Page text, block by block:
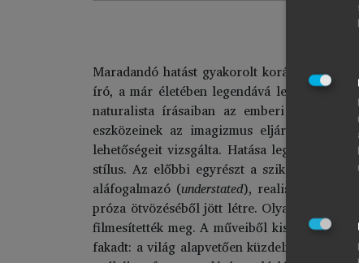
Maradandó hatást gyakorolt korára és
író, a már életében legendává lett és
naturalista írásaiban az emberi
eszközeinek az imagizmus eljárásait
lehetőségeit vizsgálta. Hatása leginkább
stílus. Az előbbi egyrészt a szikár,
aláfogalmazó (understated), realisztikus
próza ötvözéséből jött létre. Olyan
filmesítették meg. A műveiből kiszűrhető
fakadt: a világ alapvetően küzdelmes és